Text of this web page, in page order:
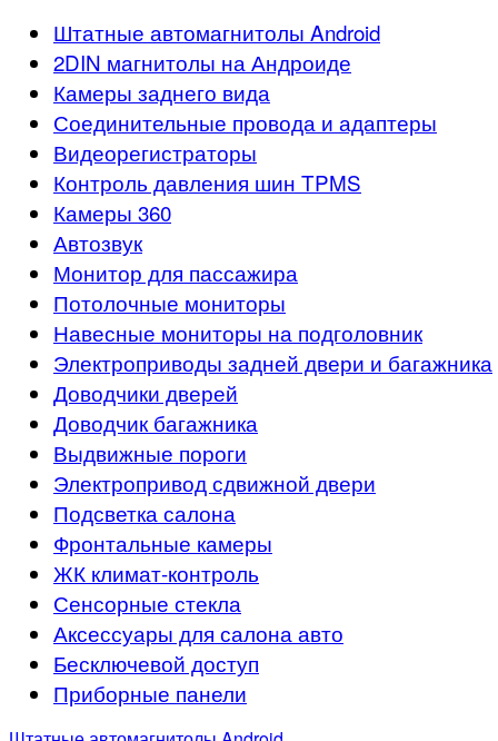
Штатные автомагнитолы Android
2DIN магнитолы на Андроиде
Камеры заднего вида
Соединительные провода и адаптеры
Видеорегистраторы
Контроль давления шин TPMS
Камеры 360
Автозвук
Монитор для пассажира
Потолочные мониторы
Навесные мониторы на подголовник
Электроприводы задней двери и багажника
Доводчики дверей
Доводчик багажника
Выдвижные пороги
Электропривод сдвижной двери
Подсветка салона
Фронтальные камеры
ЖК климат-контроль
Сенсорные стекла
Аксессуары для салона авто
Бесключевой доступ
Приборные панели